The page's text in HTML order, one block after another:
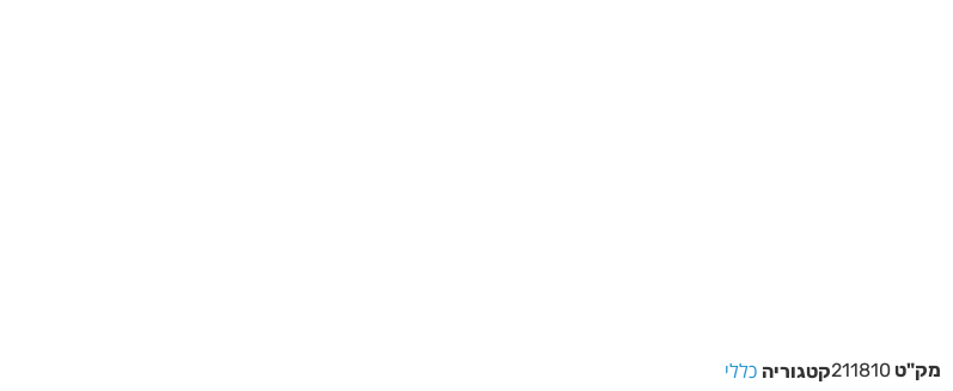
מק"ט 211810קטגוריה כללי